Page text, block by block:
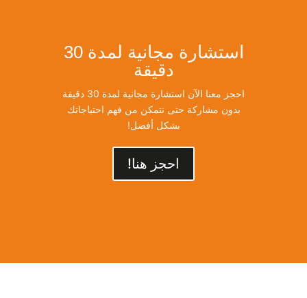
استشارة مجانية لمدة 30
دقيقة
احجز معنا الآن استشارة مجانية لمدة 30 دقيقة
بدون مشاركة حتى نتمكن من فهم احتياجاتك
بشكل أفضل!
احجز هنا!